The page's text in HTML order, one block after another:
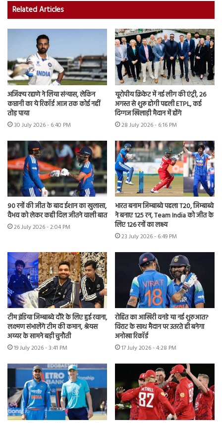
Related Articles
अजिंक्य रहाणे ने लिया संन्यास, लेकिन
कप्तानी का ये रिकॉर्ड आज तक कोई नहीं
तोड़ पाया
30 July 2026 - 6:40 PM
यूरोपीय क्रिकेट में नई लीग की एंट्री, 26
अगस्त से शुरू होगी पहली ETPL, कई
दिग्गज खिलाड़ी मैदान में होंगे
28 July 2026 - 6:16 PM
90 रनों की जीत के बाद ईशान का खुलासा,
वैभव को लेकर कही दिल जीतने वाली बात
26 July 2026 - 2:04 PM
भारत बनाम जिम्बाब्वे पहला T20, जिम्बाब्वे
ने बनाए 125 रन, Team India को जीत के
लिए 126 रनों का लक्ष्य
23 July 2026 - 6:49 PM
टीम इंडिया जिम्बाब्वे दौरे के लिए हुई रवाना,
लक्ष्मण संभालेंगे टीम की कमान, श्रेयस
अय्यर के सामने बड़ी चुनौती
19 July 2026 - 3:41 PM
रोहित का आखिरी वनडे या नई शुरुआत?
विराट के साथ मैदान पर उतरते ही बनेगा
अनोखा रिकॉर्ड
17 July 2026 - 4:28 PM